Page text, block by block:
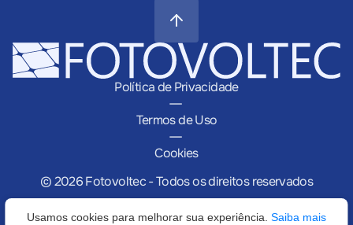
Política de Privacidade
|
Termos de Uso
|
Cookies
© 2026 Fotovoltec - Todos os direitos reservados
Usamos cookies para melhorar sua experiência. Saiba mais